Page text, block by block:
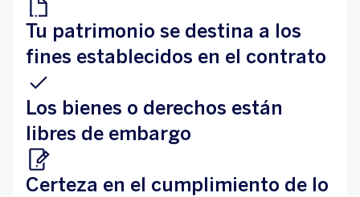
Tu patrimonio se destina a los
fines establecidos en el contrato
Los bienes o derechos están
libres de embargo
Certeza en el cumplimiento de lo